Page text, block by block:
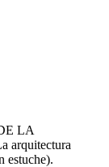
LA
arquitectura
estuche).